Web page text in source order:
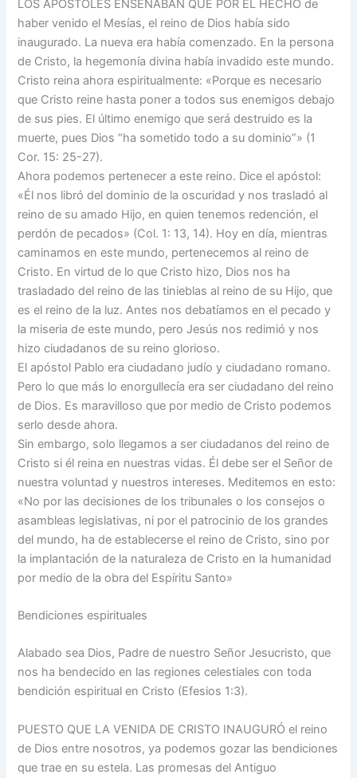
LOS APÓSTOLES ENSEÑABAN QUE POR EL HECHO de
haber venido el Mesías, el reino de Dios había sido
inaugurado. La nueva era había comenzado. En la persona
de Cristo, la hegemonía divina había invadido este mundo.
Cristo reina ahora espiritualmente: «Porque es necesario
que Cristo reine hasta poner a todos sus enemigos debajo
de sus pies. El último enemigo que será destruido es la
muerte, pues Dios “ha sometido todo a su dominio”» (1
Cor. 15: 25-27).
Ahora podemos pertenecer a este reino. Dice el apóstol:
«Él nos libró del dominio de la oscuridad y nos trasladó al
reino de su amado Hijo, en quien tenemos redención, el
perdón de pecados» (Col. 1: 13, 14). Hoy en día, mientras
caminamos en este mundo, pertenecemos al reino de
Cristo. En virtud de lo que Cristo hizo, Dios nos ha
trasladado del reino de las tinieblas al reino de su Hijo, que
es el reino de la luz. Antes nos debatíamos en el pecado y
la miseria de este mundo, pero Jesús nos redimió y nos
hizo ciudadanos de su reino glorioso.
El apóstol Pablo era ciudadano judío y ciudadano romano.
Pero lo que más lo enorgullecía era ser ciudadano del reino
de Dios. Es maravilloso que por medio de Cristo podemos
serlo desde ahora.
Sin embargo, solo llegamos a ser ciudadanos del reino de
Cristo si él reina en nuestras vidas. Él debe ser el Señor de
nuestra voluntad y nuestros intereses. Meditemos en esto:
«No por las decisiones de los tribunales o los consejos o
asambleas legislativas, ni por el patrocinio de los grandes
del mundo, ha de establecerse el reino de Cristo, sino por
la implantación de la naturaleza de Cristo en la humanidad
por medio de la obra del Espíritu Santo»
Bendiciones espirituales
Alabado sea Dios, Padre de nuestro Señor Jesucristo, que
nos ha bendecido en las regiones celestiales con toda
bendición espiritual en Cristo (Efesios 1:3).
PUESTO QUE LA VENIDA DE CRISTO INAUGURÓ el reino
de Dios entre nosotros, ya podemos gozar las bendiciones
que trae en su estela. Las promesas del Antiguo